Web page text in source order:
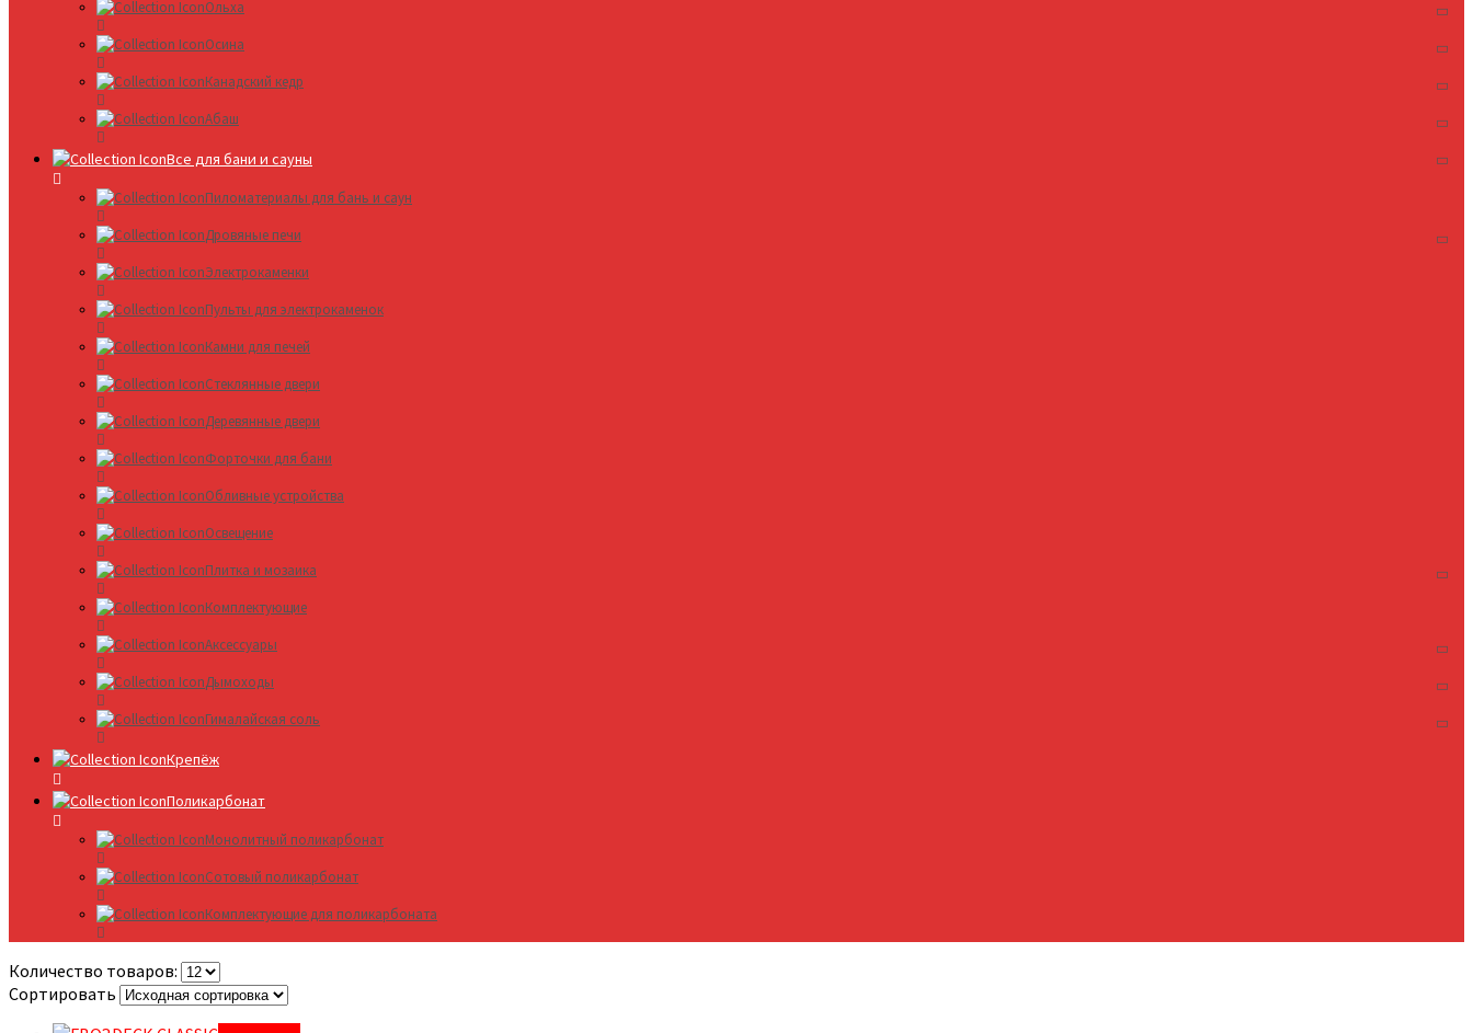
Ольха
Осина
Канадский кедр
Абаш
Все для бани и сауны
Пиломатериалы для бань и саун
Дровяные печи
Электрокаменки
Пульты для электрокаменок
Камни для печей
Стеклянные двери
Деревянные двери
Форточки для бани
Обливные устройства
Освещение
Плитка и мозаика
Комплектующие
Аксессуары
Дымоходы
Гималайская соль
Крепёж
Поликарбонат
Монолитный поликарбонат
Сотовый поликарбонат
Комплектующие для поликарбоната
Количество товаров:
Сортировать